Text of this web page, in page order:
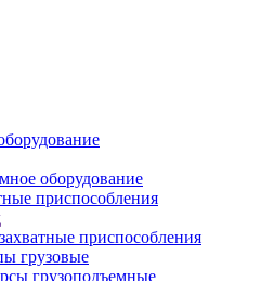
оборудование
приспособления
приспособления
грузовые
грузоподъемные